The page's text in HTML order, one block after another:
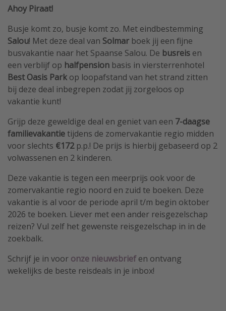
Ahoy Piraat!
Busje komt zo, busje komt zo. Met eindbestemming
Salou! Met deze deal van Solmar boek jij een fijne
busvakantie naar het Spaanse Salou. De busreis en
een verblijf op halfpension basis in viersterrenhotel
Best Oasis Park op loopafstand van het strand zitten
bij deze deal inbegrepen zodat jij zorgeloos op
vakantie kunt!
Grijp deze geweldige deal en geniet van een 7-daagse
familievakantie tijdens de zomervakantie regio midden
voor slechts €172p.p.! De prijs is hierbij gebaseerd op 2
volwassenen en 2 kinderen.
Deze vakantie is tegen een meerprijs ook voor de
zomervakantie regio noord en zuid te boeken. Deze
vakantie is al voor de periode april t/m begin oktober
2026 te boeken. Liever met een ander reisgezelschap
reizen? Vul zelf het gewenste reisgezelschap in in de
zoekbalk.
Schrijf je in voor onze nieuwsbriefen ontvang
wekelijks de beste reisdeals in je inbox!